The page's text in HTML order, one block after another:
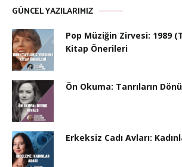
GÜNCEL YAZILARIMIZ
Pop Müziğin Zirvesi: 1989
Kitap Önerileri
Ön Okuma: Tanrıların
Erkeksiz Cadı Avları: